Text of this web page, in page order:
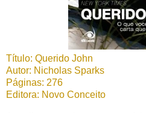
Título: Querido John
Autor: Nicholas Sparks
Páginas: 276
Editora: Novo Conceito